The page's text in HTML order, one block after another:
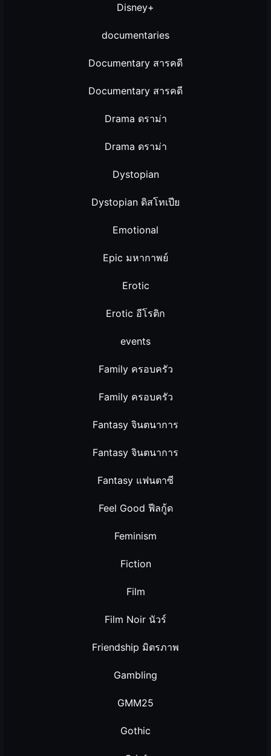
Disney+
documentaries
Documentary สารคดี
Documentary สารคดี
Drama ดราม่า
Drama ดราม่า
Dystopian
Dystopian ดิสโทเปีย
Emotional
Epic มหากาพย์
Erotic
Erotic อีโรติก
events
Family ครอบครัว
Family ครอบครัว
Fantasy จินตนาการ
Fantasy จินตนาการ
Fantasy แฟนตาซี
Feel Good ฟีลกู้ด
Feminism
Fiction
Film
Film Noir นัวร์
Friendship มิตรภาพ
Gambling
GMM25
Gothic